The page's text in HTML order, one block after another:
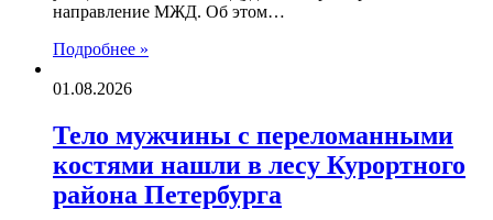
направление МЖД. Об этом…
Подробнее »
01.08.2026
Тело мужчины с переломанными
костями нашли в лесу Курортного
района Петербурга